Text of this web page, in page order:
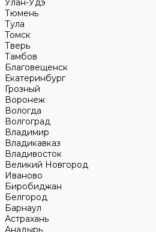
Улан-Удэ
Тюмень
Тула
Томск
Тверь
Тамбов
Благовещенск
Екатеринбург
Грозный
Воронеж
Вологда
Волгоград
Владимир
Владикавказ
Владивосток
Великий Новгород
Иваново
Биробиджан
Белгород
Барнаул
Астрахань
Анадырь